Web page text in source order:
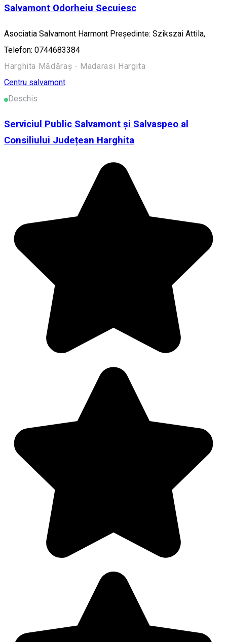
Salvamont Odorheiu Secuiesc
Asociatia Salvamont Harmont Președinte: Szikszai Attila,
Telefon: 0744683384
Harghita Mădăraș - Madarasi Hargita
Centru salvamont
Deschis
Serviciul Public Salvamont și Salvaspeo al
Consiliului Județean Harghita